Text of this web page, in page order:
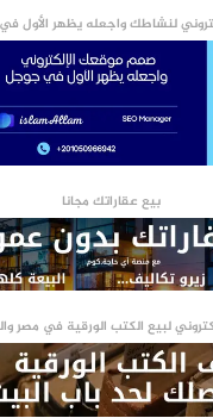
لنشاطك واجعله يظهر الأول
بيع عقاراتك مجانا
لبيع الكتب الورقية في مصر